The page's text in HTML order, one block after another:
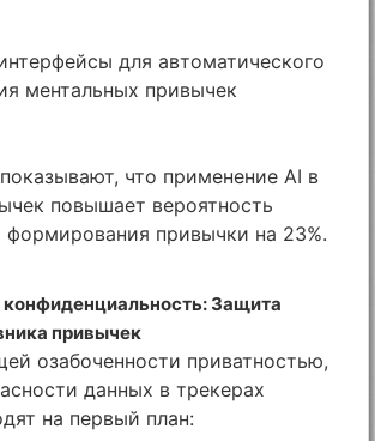
для автоматического
ментальных привычек
что применение AI в
повышает вероятность
формирования привычки на 23%.
конфиденциальность: Защита
привычек
озабоченности приватностью,
данных в трекерах
на первый план: